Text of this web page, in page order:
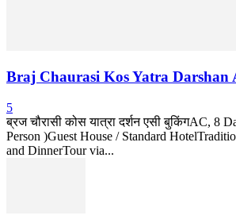
Braj Chaurasi Kos Yatra Darshan
5
ब्रज चौरासी कोस यात्रा दर्शन एसी बुकिंगAC, 8
Person )Guest House / Standard
and DinnerTour via...